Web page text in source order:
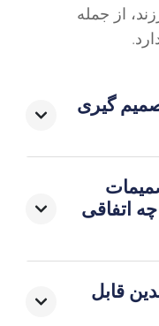
از جمله
گیری
اتفاقی
قابل